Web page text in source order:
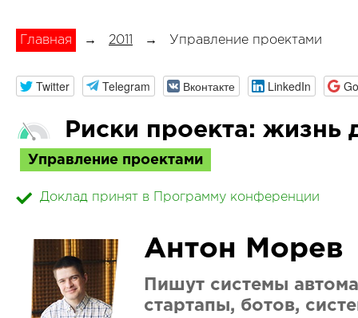
Главная → 2011 → Управление проектами
Twitter Telegram Вконтакте LinkedIn
Риски проекта: жизнь
Управление проектами
Доклад принят в Программу конференции
Антон Морев
Пишут системы
стартапы, ботов,